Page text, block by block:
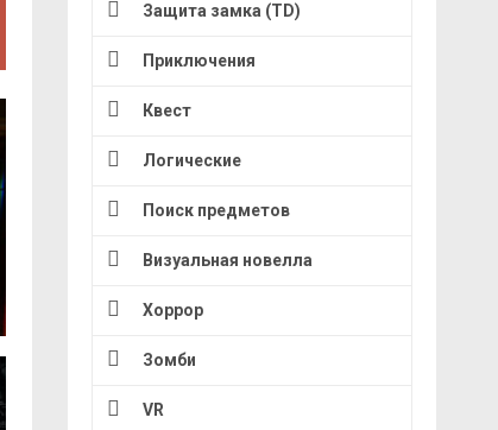
Защита замка (TD)
Приключения
Квест
Логические
Поиск предметов
Визуальная новелла
Хоррор
Зомби
VR